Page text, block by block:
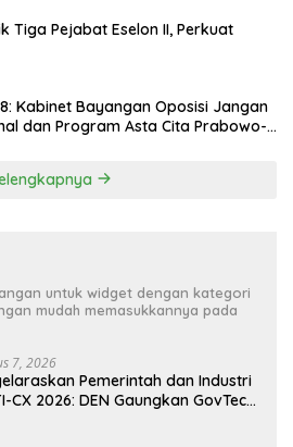
Kabinet Bayangan Oposisi Jangan
dan Program Asta Cita Prabowo-
untuk widget dengan kategori
mudah memasukkannya pada
7, 2026
Pemerintah dan Industri
CX 2026: DEN Gaungkan GovTech,